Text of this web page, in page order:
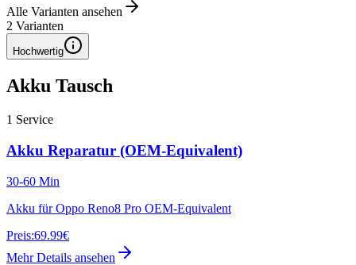
Alle Varianten ansehen
2 Varianten
Hochwertig
Akku Tausch
1 Service
Akku Reparatur (OEM-Equivalent)
30-60 Min
Akku für Oppo Reno8 Pro OEM-Equivalent
Preis:69.99€
Mehr Details ansehen